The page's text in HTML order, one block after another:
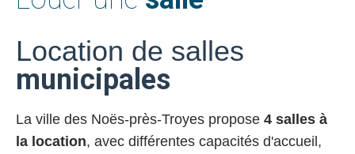
Location de salles
municipales
La ville des Noës-près-Troyes propose 4 salles à
la location, avec différentes capacités d'accueil,